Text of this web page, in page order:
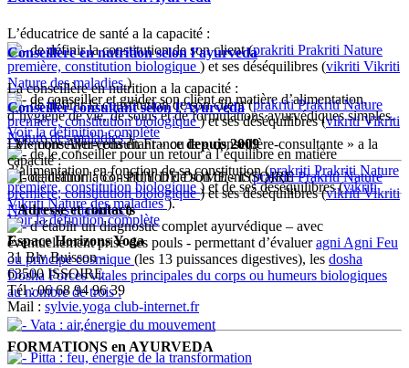
L’éducatrice de santé a la capacité :
de définir la constitution de son client (prakriti Prakriti Nature
première, constitution biologique ) et ses déséquilibres (vikriti Vikriti
Nature des maladies )
de conseiller et guider son client en matière d’alimentation,
d’hygiène de vie, de soins et de formulations ayurvédiques simples.
Voir la définition complète
Conseillère en nutrition selon l’ayurveda
La conseillère en nutrition a la capacité :
de définir la constitution de son client (prakriti Prakriti Nature
première, constitution biologique ) et ses déséquilibres (vikriti Vikriti
Nature des maladies )
de le conseiller pour un retour à l’équilibre en matière
d’alimentation en fonction de sa constitution (prakriti Prakriti Nature
première, constitution biologique ) et de ses déséquilibres (vikriti
Vikriti Nature des maladies ).
Voir la définition complète
Conseiller-consultant selon l’Ayurveda
Le « conseiller-consultant » ou la « conseillère-consultante » a la
capacité :
de définir la constitution de son client (prakriti Prakriti Nature
première, constitution biologique ) et ses déséquilibres (vikriti Vikriti
Nature des maladies )
d’établir un diagnostic complet ayurvédique – avec
éventuellement prise des pouls - permettant d’évalueragni Agni Feu
ou principe cosmique (les 13 puissances digestives), les dosha
Dosha Forces vitales principales du corps ou humeurs biologiques
au nombre de trois :
Vata : air,énergie du mouvement
Pitta : feu, énergie de la transformation
Membre Ayurveda en Francedepuis 2009
Localisation : 63 - PUY DE DOME - ISSOIRE
Adresse et contacts
Espace Horizons Yoga
31 Blv Buisson -
63500 ISSOIRE
Tél : 06 68 94 96 39
Mail : sylvie.yoga club-internet.fr
FORMATIONS en AYURVEDA